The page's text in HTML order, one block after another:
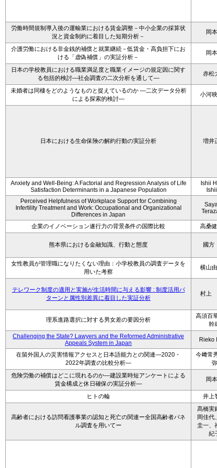
労働時間規制導入後の運輸業における賃金調整－中小企業の採算状
況と資金制約に着目した短期分析－
岡
介護労働における非金銭的補償と就業継続－低賃金・高負担下にお
ける「虚偽補償」の実証分析－
岡
日本の学校教員における職業満足度と職業イメージの規定因に関す
る包括的検討―社会調査の二次分析を通して―
赤松
未婚者は同棲をどのようなものと捉えているのか —二次データ分析
による探索的検討—
小河
日本における生命保険の解約行動の実証分析 増井
Anxiety and Well-Being: A Factorial and Regression Analysis of Life
Satisfaction Determinants in a Japanese Population
Ishii
Perceived Helpfulness of Workplace Support for Combining
Infertility Treatment and Work: Occupational and Organizational
Differences in Japan
企業のイノベーション遂行力の背景条件の国際比較 高桑
熊本県における金融知識、行動と態度 國
女性教員が管理職になりたくない理由：小学校教員の調査データを
用いた考察
横山
テレワーク制度の適用と実施が生活時間に与える影響 : 制度活用パ
ターンと属性別差異に着目した実証分析
村上
理系進路選択に対する男女差の要因分析
高須百
幹
Challenging the State? Lawyers and the Reformed Administrative
Appeals System in Japan
Rieko
在留外国人の災害情報アクセスと日本語能力との関連―2020・
2022年調査の比較分析―
今﨑常
弥
危険労働の補償はどこに現れるのか―建設業時短アンケートによる
賃金構成と休日確保の実証分析―
岡
ヒトの輪 井上
高齢者における訪問看護事業の認知と死亡の関連ー全国高齢者パネ
ル調査を用いてー
髙橋実
岡佳代
圭一、
紀